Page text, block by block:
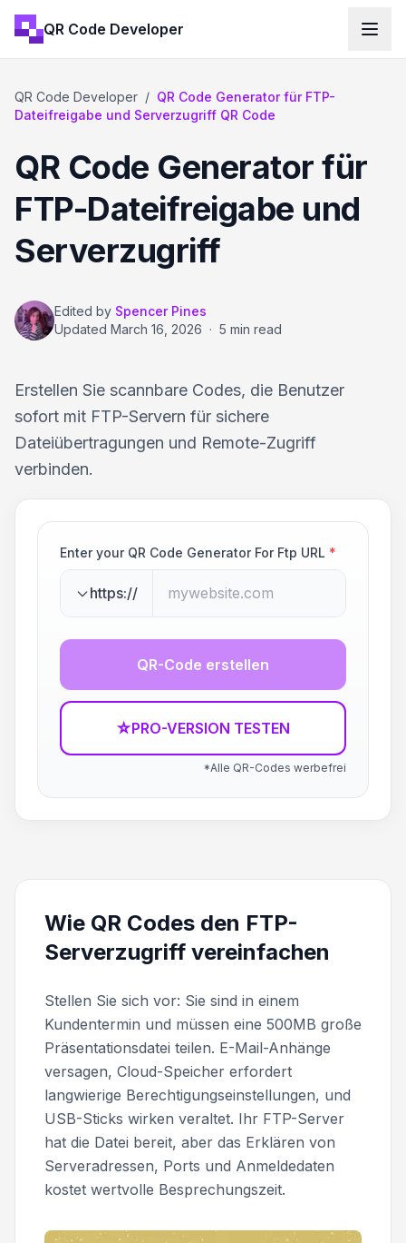
QR Code Developer
QR Code Developer / QR Code Generator für FTP-
Dateifreigabe und Serverzugriff QR Code
QR Code Generator für
FTP-Dateifreigabe und
Serverzugriff
Edited by Spencer Pines
Updated March 16, 2026 · 5 min read
Erstellen Sie scannbare Codes, die Benutzer
sofort mit FTP-Servern für sichere
Dateiübertragungen und Remote-Zugriff
verbinden.
Enter your QR Code Generator For Ftp URL *
https://
QR-Code erstellen
☆PRO-VERSION TESTEN
*Alle QR-Codes werbefrei
Wie QR Codes den FTP-
Serverzugriff vereinfachen
Stellen Sie sich vor: Sie sind in einem
Kundentermin und müssen eine 500MB große
Präsentationsdatei teilen. E-Mail-Anhänge
versagen, Cloud-Speicher erfordert
langwierige Berechtigungseinstellungen, und
USB-Sticks wirken veraltet. Ihr FTP-Server
hat die Datei bereit, aber das Erklären von
Serveradressen, Ports und Anmeldedaten
kostet wertvolle Besprechungszeit.